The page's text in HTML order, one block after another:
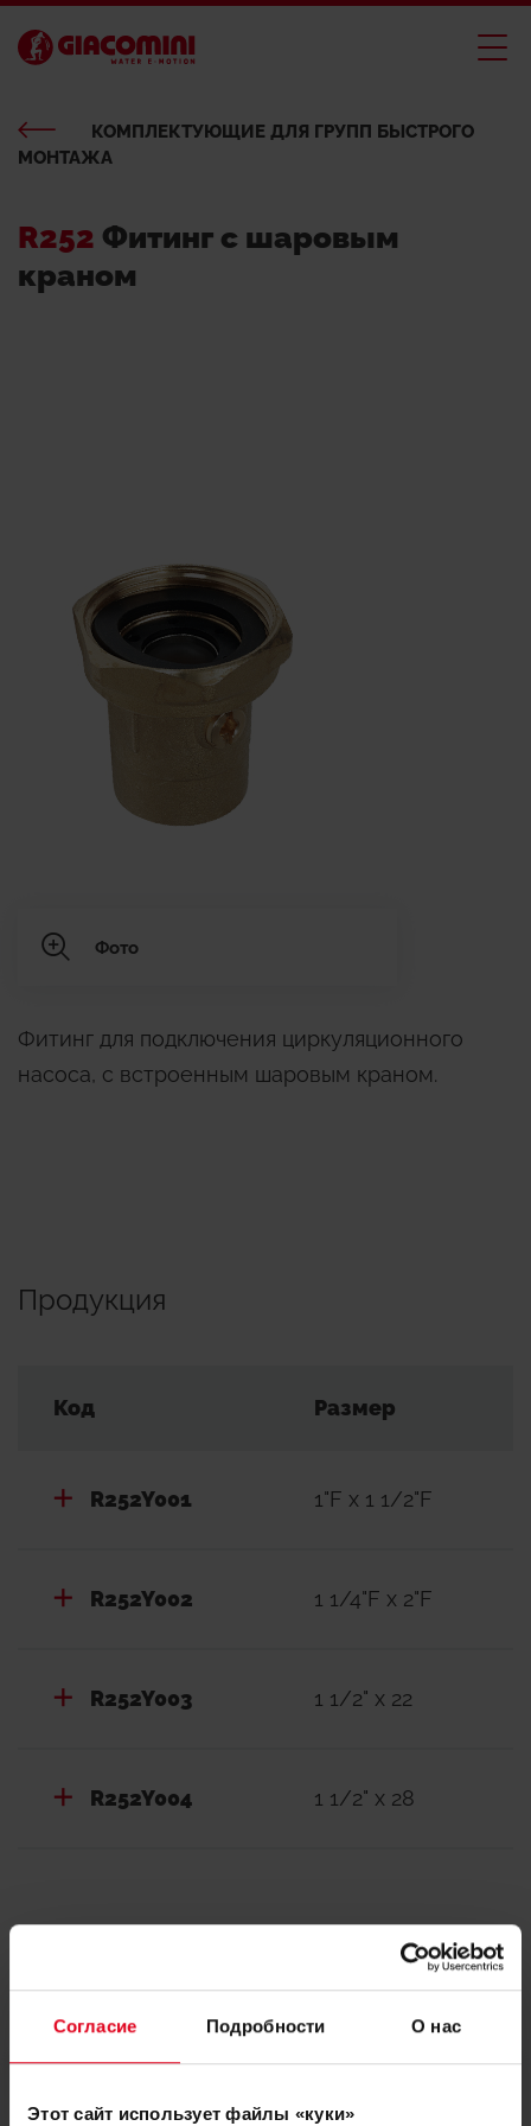
Согласие Подробности О нас
Этот сайт использует файлы «куки»
КОМПЛЕКТУЮЩИЕ ДЛЯ ГРУПП БЫСТРОГО
МОНТАЖА
R252 Фитинг с шаровым
краном
Фото
Фитинг для подключения циркуляционного
насоса, с встроенным шаровым краном.
Продукция
Код Размер
R252Y001 1"F x 1 1/2"F
R252Y002 1 1/4"F x 2"F
R252Y003 1 1/2" x 22
R252Y004 1 1/2" x 28
Документация
Декларации о